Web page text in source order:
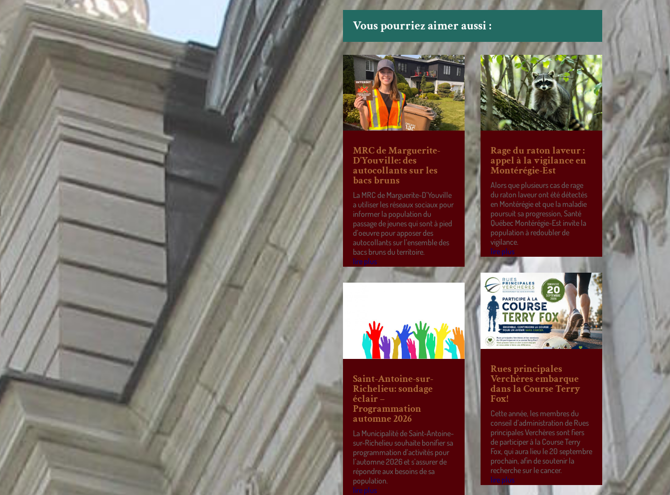
Vous pourriez aimer aussi :
MRC de Marguerite-
D’Youville: des
autocollants sur les
bacs bruns
La MRC de Marguerite-D’Youville
a utiliser les réseaux sociaux pour
informer la population du
passage de jeunes qui sont à pied
d’oeuvre pour apposer des
autocollants sur l’ensemble des
bacs bruns du territoire.
lire plus
Saint-Antoine-sur-
Richelieu: sondage
éclair –
Programmation
automne 2026
La Municipalité de Saint-Antoine-
sur-Richelieu souhaite bonifier sa
programmation d’activités pour
l’automne 2026 et s’assurer de
répondre aux besoins de sa
population.
lire plus
Rage du raton laveur :
appel à la vigilance en
Montérégie-Est
Alors que plusieurs cas de rage
du raton laveur ont été détectés
en Montérégie et que la maladie
poursuit sa progression, Santé
Québec Montérégie-Est invite la
population à redoubler de
vigilance.
lire plus
Rues principales
Verchères embarque
dans la Course Terry
Fox!
Cette année, les membres du
conseil d’administration de Rues
principales Verchères sont fiers
de participer à la Course Terry
Fox, qui aura lieu le 20 septembre
prochain, afin de soutenir la
recherche sur le cancer.
lire plus